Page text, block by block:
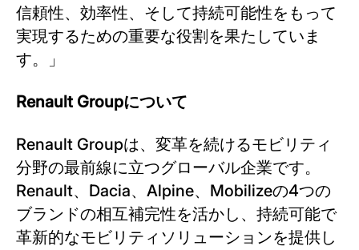
信頼性、効率性、そして持続可能性をもって
実現するための重要な役割を果たしていま
す。」
Renault Groupについて
Renault Groupは、変革を続けるモビリティ
分野の最前線に立つグローバル企業です。
Renault、Dacia、Alpine、Mobilizeの4つの
ブランドの相互補完性を活かし、持続可能で
革新的なモビリティソリューションを提供し